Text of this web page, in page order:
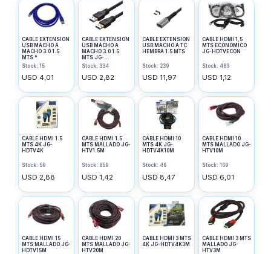
CABLE EXTENSION
USB MACHO A
MACHO 3.0 1.5
MTS *
Stock: 15
USD 4,01
CABLE EXTENSION
USB MACHO A
MACHO 3.0 1.5
MTS JG-
USB3.0MAM
Stock: 334
USD 2,82
CABLE EXTENSION
USB MACHO A TC
HEMBRA 1.5 MTS
Stock: 239
USD 11,97
CABLE HDMI 1,5
MTS ECONOMICO
JG-HDTVECON
Stock: 483
USD 1,12
CABLE HDMI 1.5
MTS 4K JG-
HDTV4K
Stock: 59
USD 2,88
CABLE HDMI 1.5
MTS MALLADO JG-
HTV1.5M
Stock: 859
USD 1,42
CABLE HDMI 10
MTS 4K JG-
HDTV4K10M
Stock: 46
USD 8,47
CABLE HDMI 10
MTS MALLADO JG-
HTV10M
Stock: 169
USD 6,01
CABLE HDMI 15
MTS MALLADO JG-
HDTV15M
CABLE HDMI 20
MTS MALLADO JG-
HTV20M
CABLE HDMI 3 MTS
4K JG-HDTV4K3M
CABLE HDMI 3 MTS
MALLADO JG-
HTV3M